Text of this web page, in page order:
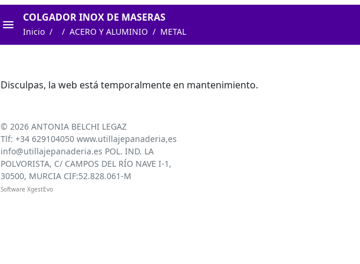
COLGADOR INOX DE MASERAS
Inicio ACERO Y ALUMINIO METAL
Disculpas, la web está temporalmente en mantenimiento.
© 2026 ANTONIA BELCHI LEGAZ
Tlf: +34 629104050 www.utillajepanaderia,es
info@utillajepanaderia.es POL. IND. LA
POLVORISTA, C/ CAMPOS DEL RÍO NAVE I-1,
30500, MURCIA CIF:52.828.061-M
Software XgestEvo